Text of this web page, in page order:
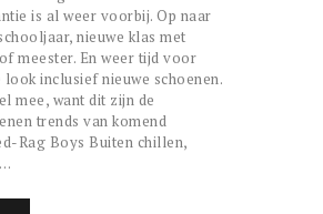
is al weer voorbij. Op naar
nieuwe klas met
meester. En weer tijd voor
look inclusief nieuwe schoenen.
mee, want dit zijn de
trends van komend
Rag Boys Buiten chillen,